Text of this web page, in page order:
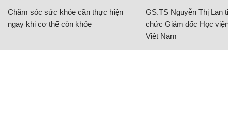
Chăm sóc sức khỏe cần thực hiện
ngay khi cơ thể còn khỏe
GS.TS Nguyễn Thị Lan
chức Giám đốc Học
Việt Nam